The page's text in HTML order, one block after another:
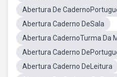
Abertura De
Abertura Caderno DeSala
Abertura CadernoTurma Da
Abertura Caderno
Abertura Caderno DeLeitura